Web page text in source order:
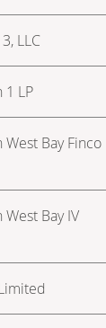
LLC
1 LP
West Bay Finco
West Bay IV